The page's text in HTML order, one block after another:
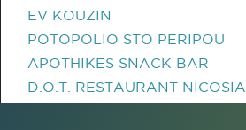
EV KOUZIN
POTOPOLIO STO PERIPOU
APOTHIKES SNACK BAR
D.O.T. RESTAURANT NICOSIA